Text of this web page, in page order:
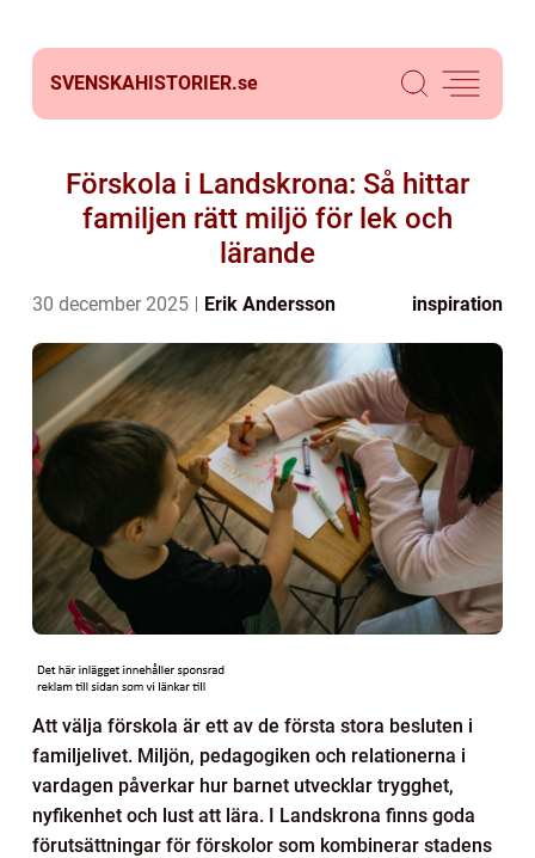
SVENSKAHISTORIER.se
Förskola i Landskrona: Så hittar
familjen rätt miljö för lek och
lärande
30 december 2025 Erik Andersson inspiration
Att välja förskola är ett av de första stora besluten i
familjelivet. Miljön, pedagogiken och relationerna i
vardagen påverkar hur barnet utvecklar trygghet,
nyfikenhet och lust att lära. I Landskrona finns goda
förutsättningar för förskolor som kombinerar stadens